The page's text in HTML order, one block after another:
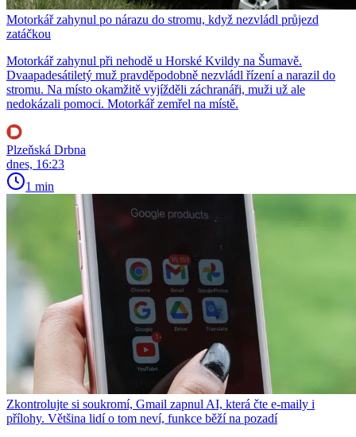
Motorkář zahynul po nárazu do stromu, když nezvládl průjezd
zatáčkou
Motorkář zahynul při nehodě u Horské Kvildy na Šumavě.
Dvaapadesátiletý muž pravděpodobně nezvládl řízení a narazil do
stromu. Na místo okamžitě vyjížděli záchranáři, muži už ale
nedokázali pomoci. Motorkář zemřel na místě.
Plzeňská Drbna
dnes, 16:23
1 min
Zkontrolujte si soukromí, Gmail zapnul AI, která čte e-maily i
přílohy. Většina lidí o tom neví, funkce běží na pozadí